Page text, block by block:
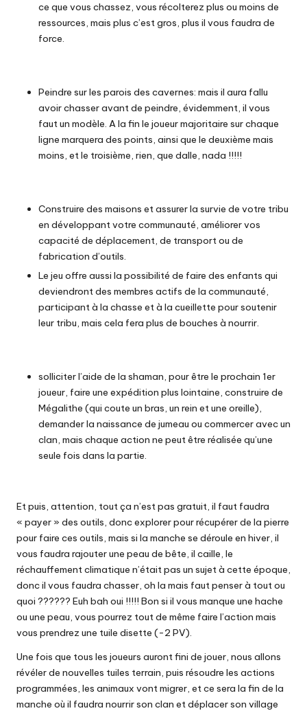
ce que vous chassez, vous récolterez plus ou moins de
ressources, mais plus c’est gros, plus il vous faudra de
force.
Peindre sur les parois des cavernes: mais il aura fallu
avoir chasser avant de peindre, évidemment, il vous
faut un modèle. A la fin le joueur majoritaire sur chaque
ligne marquera des points, ainsi que le deuxième mais
moins, et le troisième, rien, que dalle, nada !!!!!
Construire des maisons et assurer la survie de votre tribu
en développant votre communauté, améliorer vos
capacité de déplacement, de transport ou de
fabrication d’outils.
Le jeu offre aussi la possibilité de faire des enfants qui
deviendront des membres actifs de la communauté,
participant à la chasse et à la cueillette pour soutenir
leur tribu, mais cela fera plus de bouches à nourrir.
solliciter l’aide de la shaman, pour être le prochain 1er
joueur, faire une expédition plus lointaine, construire de
Mégalithe (qui coute un bras, un rein et une oreille),
demander la naissance de jumeau ou commercer avec un
clan, mais chaque action ne peut être réalisée qu’une
seule fois dans la partie.
Et puis, attention, tout ça n’est pas gratuit, il faut faudra
« payer » des outils, donc explorer pour récupérer de la pierre
pour faire ces outils, mais si la manche se déroule en hiver, il
vous faudra rajouter une peau de bête, il caille, le
réchauffement climatique n’était pas un sujet à cette époque,
donc il vous faudra chasser, oh la mais faut penser à tout ou
quoi ?????? Euh bah oui !!!!! Bon si il vous manque une hache
ou une peau, vous pourrez tout de même faire l’action mais
vous prendrez une tuile disette (-2 PV).
Une fois que tous les joueurs auront fini de jouer, nous allons
révéler de nouvelles tuiles terrain, puis résoudre les actions
programmées, les animaux vont migrer, et ce sera la fin de la
manche où il faudra nourrir son clan et déplacer son village